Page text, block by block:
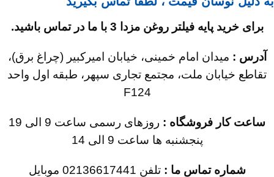
برای خرید پایه فیلتر روغن مزدا 3 با ما در تماس باشید.
آدرس : میدان امام خمینی، خیابان امیرکبیر (چراغ برق)،
تقاطع خیابان ملت، مجتمع تجاری سپهر، طبقه اول واحد
F124
ساعت کار فروشگاه :
روزهای رسمی ساعت 9 الی 19
پنجشنبه ها ساعت 9 الی 14
شماره تماس ما :
تلفن 02136617441 موبایل